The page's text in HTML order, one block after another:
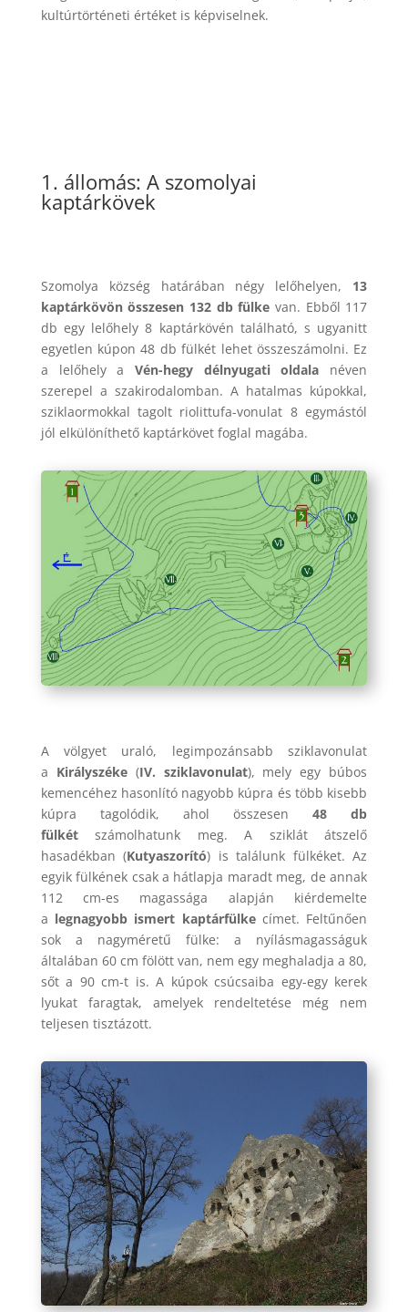
kultúrtörténeti értéket is képviselnek.
1. állomás: A szomolyai
kaptárkövek
Szomolya község határában négy lelőhelyen, 13
kaptárkövön összesen 132 db fülke van. Ebből 117
db egy lelőhely 8 kaptárkövén található, s ugyanitt
egyetlen kúpon 48 db fülkét lehet összeszámolni. Ez
a lelőhely a Vén-hegy délnyugati oldala néven
szerepel a szakirodalomban. A hatalmas kúpokkal,
sziklaormokkal tagolt riolittufa-vonulat 8 egymástól
jól elkülöníthető kaptárkövet foglal magába.
A völgyet uraló, legimpozánsabb sziklavonulat
a Királyszéke(IV. sziklavonulat), mely egy búbos
kemencéhez hasonlító nagyobb kúpra és több kisebb
kúpra tagolódik, ahol összesen48 db
fülkétszámolhatunk meg. A sziklát átszelő
hasadékban (Kutyaszorító) is találunk fülkéket. Az
egyik fülkének csak a hátlapja maradt meg, de annak
112 cm-es magassága alapján kiérdemelte
a legnagyobb ismert kaptárfülkecímet. Feltűnően
sok a nagyméretű fülke: a nyílásmagasságuk
általában 60 cm fölött van, nem egy meghaladja a 80,
sőt a 90 cm-t is. A kúpok csúcsaiba egy-egy kerek
lyukat faragtak, amelyek rendeltetése még nem
teljesen tisztázott.